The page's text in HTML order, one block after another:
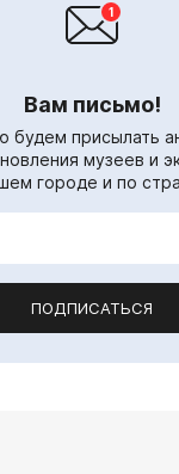
Вам письмо!
будем присылать
музеев и
городе и по
ПОДПИСАТЬСЯ